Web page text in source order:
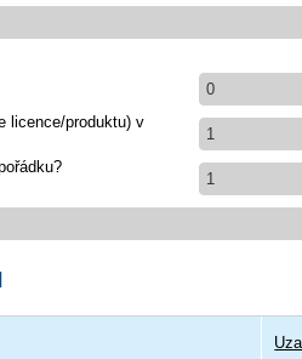
0
licence/produktu) v
1
1